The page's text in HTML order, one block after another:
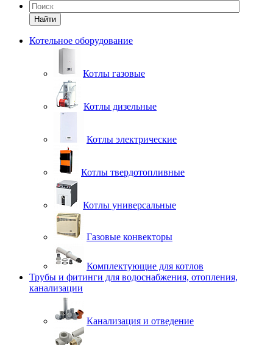
Найти
Котельное оборудование
Котлы газовые
Котлы дизельные
Котлы электрические
Котлы твердотопливные
Котлы универсальные
Газовые конвекторы
Комплектующие для котлов
Трубы и фитинги для водоснабжения, отопления,
канализации
Канализация и отведение